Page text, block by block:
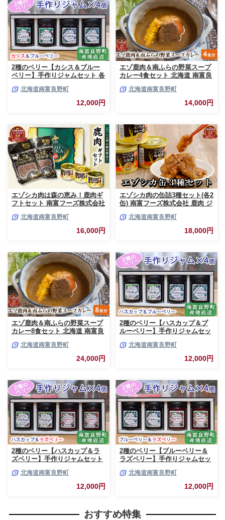
2種のベリー【カシス＆ブルー
ベリー】手作りジャムセット 各
ベリー カシス ブルーベリー ソ
ース 果実 てんさい糖 無農薬 甘
北海道南富良野町
12,000円
エゾ鹿肉＆南ふらの野菜スープ
カレー4食セット 北海道 南富良
スープカレー セット 詰合せ 加
北海道南富良野町
14,000円
エゾシカ肉は森の恵み！鹿肉ギ
フトセット 南富フーズ株式会社
北海道 南富良野町 エゾシカ 缶
詰 セット 詰合せ 贈り物 ギフト
北海道南富良野町
16,000円
エゾシカ肉の缶詰3種セット(各2
缶) 南富フーズ株式会社 鹿肉 ジ
南富良野町 エゾシカ 缶詰 セッ
ト 詰合せ 肉の加工品 おかず お
北海道南富良野町
18,000円
エゾ鹿肉＆南ふらの野菜スープ
カレー8食セット 北海道 南富良
スープカレー セット 詰合せ 加
北海道南富良野町
24,000円
2種のベリー【ハスカップ＆ブ
ルーベリー】手作りジャムセッ
ャム ベリー ハスカップ ブルー
北海道南富良野町
12,000円
2種のベリー【ハスカップ＆ラ
ズベリー】手作りジャムセット
ム ベリー ハスカップ ラズベリ
ー ソース カシス てんさい糖 無
農薬 ポリフェノール 鉄分 ビタ
北海道南富良野町
12,000円
2種のベリー【ブルーベリー＆
ラズベリー】手作りジャムセッ
ャム ベリー ブルーベリー ラズ
ベリー ソース カシス 果実 てん
北海道南富良野町
12,000円
おすすめ特集